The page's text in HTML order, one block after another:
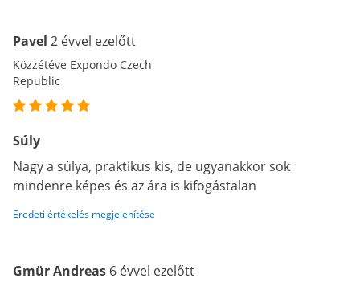
Pavel 2 évvel ezelőtt
Közzétéve Expondo Czech
Republic
Súly
Nagy a súlya, praktikus kis, de ugyanakkor sok
mindenre képes és az ára is kifogástalan
Eredeti értékelés megjelenítése
Gmür Andreas 6 évvel ezelőtt